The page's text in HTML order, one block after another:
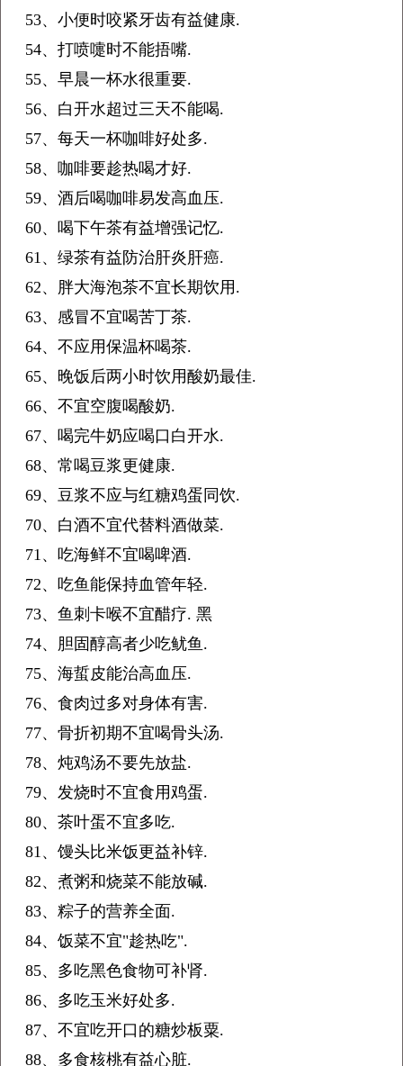
53、小便时咬紧牙齿有益健康.
54、打喷嚏时不能捂嘴.
55、早晨一杯水很重要.
56、白开水超过三天不能喝.
57、每天一杯咖啡好处多.
58、咖啡要趁热喝才好.
59、酒后喝咖啡易发高血压.
60、喝下午茶有益增强记忆.
61、绿茶有益防治肝炎肝癌.
62、胖大海泡茶不宜长期饮用.
63、感冒不宜喝苦丁茶.
64、不应用保温杯喝茶.
65、晚饭后两小时饮用酸奶最佳.
66、不宜空腹喝酸奶.
67、喝完牛奶应喝口白开水.
68、常喝豆浆更健康.
69、豆浆不应与红糖鸡蛋同饮.
70、白酒不宜代替料酒做菜.
71、吃海鲜不宜喝啤酒.
72、吃鱼能保持血管年轻.
73、鱼刺卡喉不宜醋疗. 黑
74、胆固醇高者少吃鱿鱼.
75、海蜇皮能治高血压.
76、食肉过多对身体有害.
77、骨折初期不宜喝骨头汤.
78、炖鸡汤不要先放盐.
79、发烧时不宜食用鸡蛋.
80、茶叶蛋不宜多吃.
81、馒头比米饭更益补锌.
82、煮粥和烧菜不能放碱.
83、粽子的营养全面.
84、饭菜不宜"趁热吃".
85、多吃黑色食物可补肾.
86、多吃玉米好处多.
87、不宜吃开口的糖炒板粟.
88、多食核桃有益心脏.